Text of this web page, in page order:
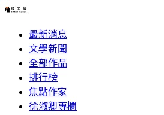
最新消息
文學新聞
全部作品
排行榜
焦點作家
徐淑卿專欄